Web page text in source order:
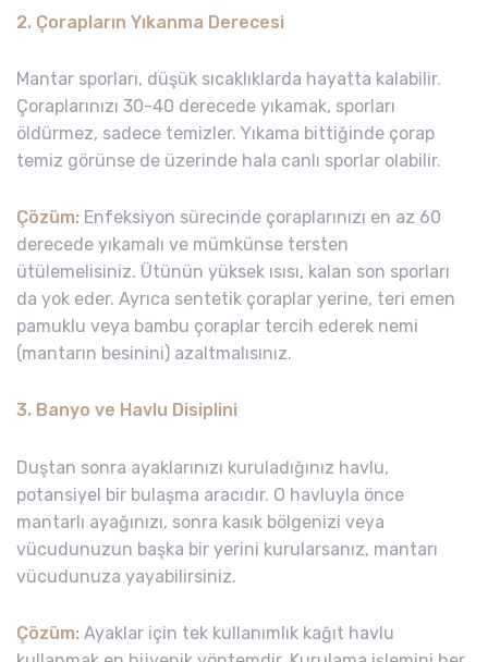
2. Çorapların Yıkanma Derecesi
Mantar sporları, düşük sıcaklıklarda hayatta kalabilir.
Çoraplarınızı 30-40 derecede yıkamak, sporları
öldürmez, sadece temizler. Yıkama bittiğinde çorap
temiz görünse de üzerinde hala canlı sporlar olabilir.
Çözüm: Enfeksiyon sürecinde çoraplarınızı en az 60
derecede yıkamalı ve mümkünse tersten
ütülemelisiniz. Ütünün yüksek ısısı, kalan son sporları
da yok eder. Ayrıca sentetik çoraplar yerine, teri emen
pamuklu veya bambu çoraplar tercih ederek nemi
(mantarın besinini) azaltmalısınız.
3. Banyo ve Havlu Disiplini
Duştan sonra ayaklarınızı kuruladığınız havlu,
potansiyel bir bulaşma aracıdır. O havluyla önce
mantarlı ayağınızı, sonra kasık bölgenizi veya
vücudunuzun başka bir yerini kurularsanız, mantarı
vücudunuza yayabilirsiniz.
Çözüm: Ayaklar için tek kullanımlık kağıt havlu